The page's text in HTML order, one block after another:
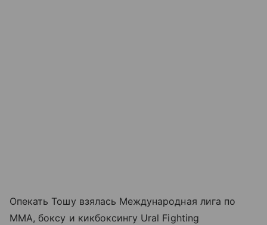
Опекать Тошу взялась Международная лига по
ММА, боксу и кикбоксингу Ural Fighting